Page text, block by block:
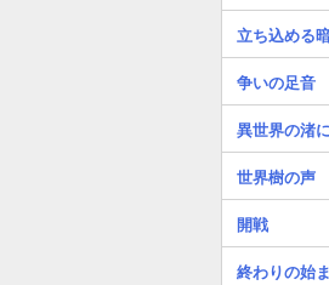
立ち込める
争いの足音
異世界の渚
世界樹の声
開戦
終わりの始